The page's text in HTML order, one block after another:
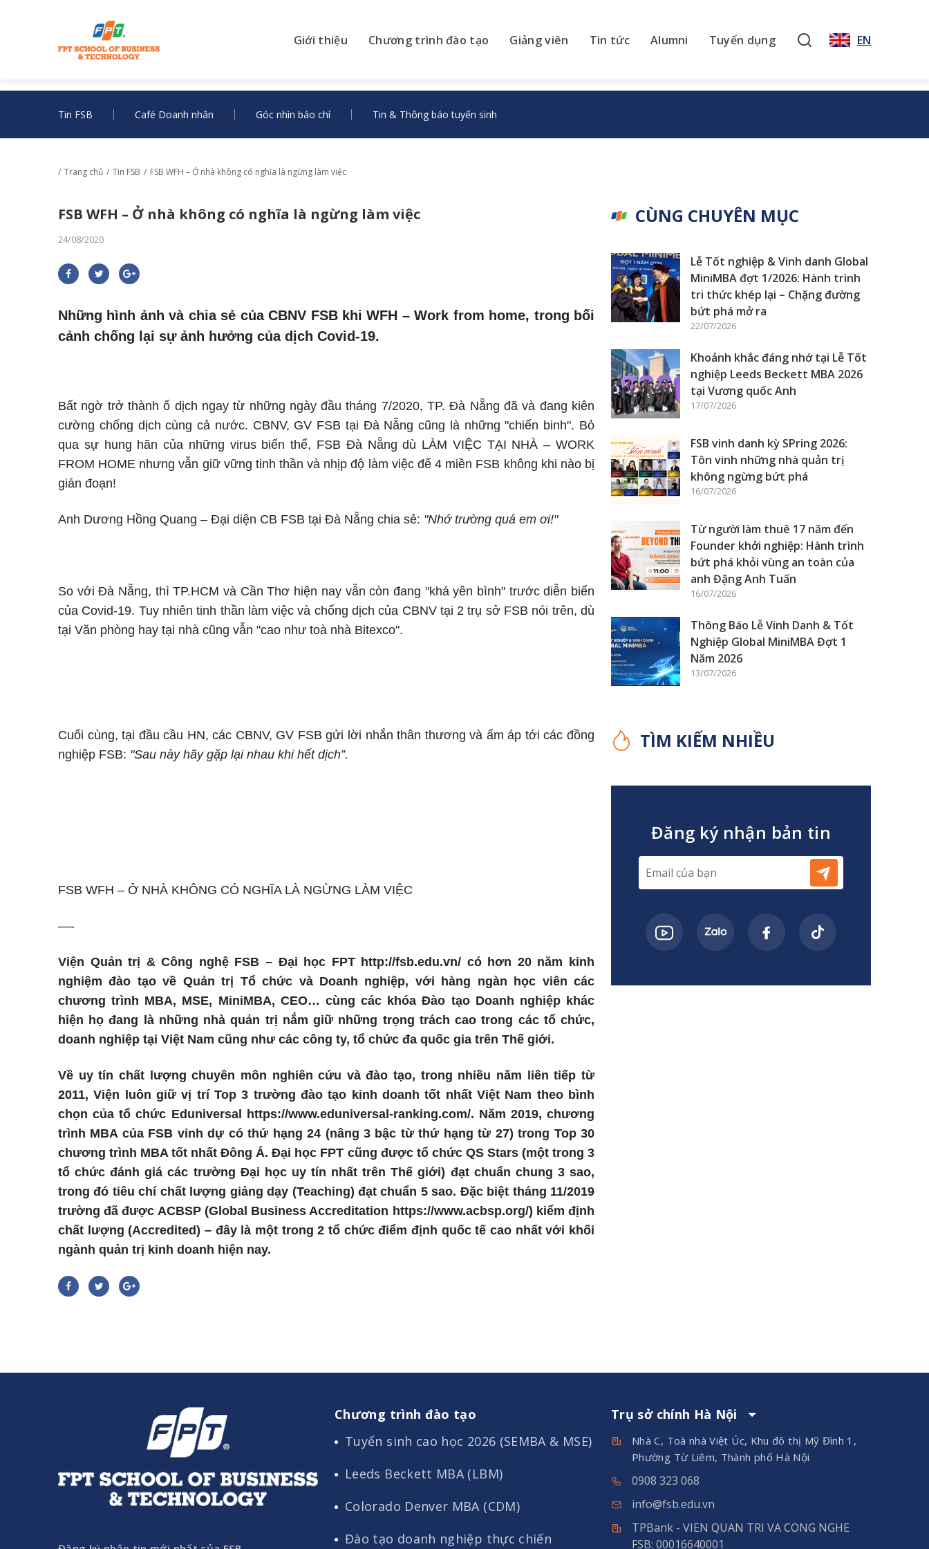
Giới thiệu Chương trình đào tạo Giảng viên Tin tức Alumni Tuyển dụng EN
Tin FSB Café Doanh nhân Góc nhìn báo chí Tin & Thông báo tuyển sinh
Trang chủ Tin FSB FSB WFH – Ở nhà không có nghĩa là ngừng làm việc
FSB WFH – Ở nhà không có nghĩa là ngừng làm việc
24/08/2020
Những hình ảnh và chia sẻ của CBNV FSB khi WFH – Work from home, trong bối
cảnh chống lại sự ảnh hưởng của dịch Covid-19.
Bất ngờ trở thành ổ dịch ngay từ những ngày đầu tháng 7/2020, TP. Đà Nẵng đã và đang kiên
cường chống dịch cùng cả nước. CBNV, GV FSB tại Đà Nẵng cũng là những "chiến binh". Bỏ
qua sự hung hãn của những virus biến thể, FSB Đà Nẵng dù LÀM VIỆC TẠI NHÀ – WORK
FROM HOME nhưng vẫn giữ vững tinh thần và nhịp độ làm việc để 4 miền FSB không khi nào bị
gián đoạn!
Anh Dương Hồng Quang – Đại diện CB FSB tại Đà Nẵng chia sẻ: "Nhớ trường quá em ơi!"
So với Đà Nẵng, thì TP.HCM và Cần Thơ hiện nay vẫn còn đang "khá yên bình" trước diễn biến
của Covid-19. Tuy nhiên tinh thần làm việc và chống dịch của CBNV tại 2 trụ sở FSB nói trên, dù
tại Văn phòng hay tại nhà cũng vẫn "cao như toà nhà Bitexco".
Cuối cùng, tại đầu cầu HN, các CBNV, GV FSB gửi lời nhắn thân thương và ấm áp tới các đồng
nghiệp FSB: "Sau này hãy gặp lại nhau khi hết dịch”.
FSB WFH – Ở NHÀ KHÔNG CÓ NGHĨA LÀ NGỪNG LÀM VIỆC
—-
Viện Quản trị & Công nghệ FSB – Đại học FPT http://fsb.edu.vn/ có hơn 20 năm kinh
nghiệm đào tạo về Quản trị Tổ chức và Doanh nghiệp, với hàng ngàn học viên các
chương trình MBA, MSE, MiniMBA, CEO… cùng các khóa Đào tạo Doanh nghiệp khác
hiện họ đang là những nhà quản trị nắm giữ những trọng trách cao trong các tổ chức,
doanh nghiệp tại Việt Nam cũng như các công ty, tổ chức đa quốc gia trên Thế giới.
Về uy tín chất lượng chuyên môn nghiên cứu và đào tạo, trong nhiều năm liên tiếp từ
2011, Viện luôn giữ vị trí Top 3 trường đào tạo kinh doanh tốt nhất Việt Nam theo bình
chọn của tổ chức Eduniversal https://www.eduniversal-ranking.com/. Năm 2019, chương
trình MBA của FSB vinh dự có thứ hạng 24 (nâng 3 bậc từ thứ hạng từ 27) trong Top 30
chương trình MBA tốt nhất Đông Á. Đại học FPT cũng được tổ chức QS Stars (một trong 3
tổ chức đánh giá các trường Đại học uy tín nhất trên Thế giới) đạt chuẩn chung 3 sao,
trong đó tiêu chí chất lượng giảng dạy (Teaching) đạt chuẩn 5 sao. Đặc biệt tháng 11/2019
trường đã được ACBSP (Global Business Accreditation https://www.acbsp.org/) kiểm định
chất lượng (Accredited) – đây là một trong 2 tổ chức điểm định quốc tế cao nhất với khối
ngành quản trị kinh doanh hiện nay.
CÙNG CHUYÊN MỤC
Lễ Tốt nghiệp & Vinh danh Global
MiniMBA đợt 1/2026: Hành trình
tri thức khép lại – Chặng đường
bứt phá mở ra
22/07/2026
Khoảnh khắc đáng nhớ tại Lễ Tốt
nghiệp Leeds Beckett MBA 2026
tại Vương quốc Anh
17/07/2026
FSB vinh danh kỳ SPring 2026:
Tôn vinh những nhà quản trị
không ngừng bứt phá
16/07/2026
Từ người làm thuê 17 năm đến
Founder khởi nghiệp: Hành trình
bứt phá khỏi vùng an toàn của
anh Đặng Anh Tuấn
16/07/2026
Thông Báo Lễ Vinh Danh & Tốt
Nghiệp Global MiniMBA Đợt 1
Năm 2026
13/07/2026
TÌM KIẾM NHIỀU
Đăng ký nhận bản tin
Chương trình đào tạo
Tuyển sinh cao học 2026 (SEMBA & MSE)
Leeds Beckett MBA (LBM)
Colorado Denver MBA (CDM)
Đào tạo doanh nghiệp thực chiến
Trụ sở chính Hà Nội
Nhà C, Toà nhà Việt Úc, Khu đô thị Mỹ Đình 1,
Phường Từ Liêm, Thành phố Hà Nội
0908 323 068
info@fsb.edu.vn
TPBank - VIEN QUAN TRI VA CONG NGHE
FSB: 00016640001